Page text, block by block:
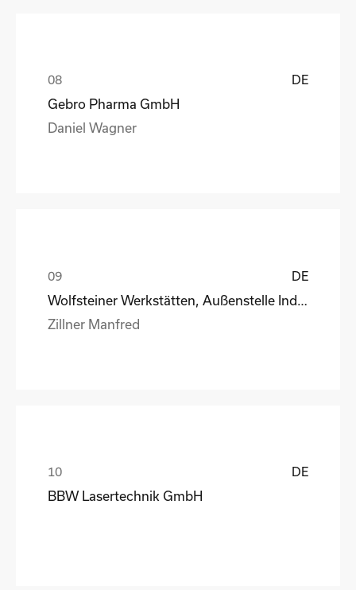
DE
Gebro Pharma GmbH
Daniel Wagner
DE
Zillner Manfred
DE
BBW Lasertechnik GmbH